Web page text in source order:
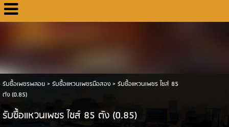
รับซื้อเพชรพลอย> รับซื้อแหวนเพชรมือสอง> รับซื้อแหวนเพชร ไซส์ 85
ตัง (0.85)
รับซื้อแหวนเพชร ไซส์ 85 ตัง (0.85)